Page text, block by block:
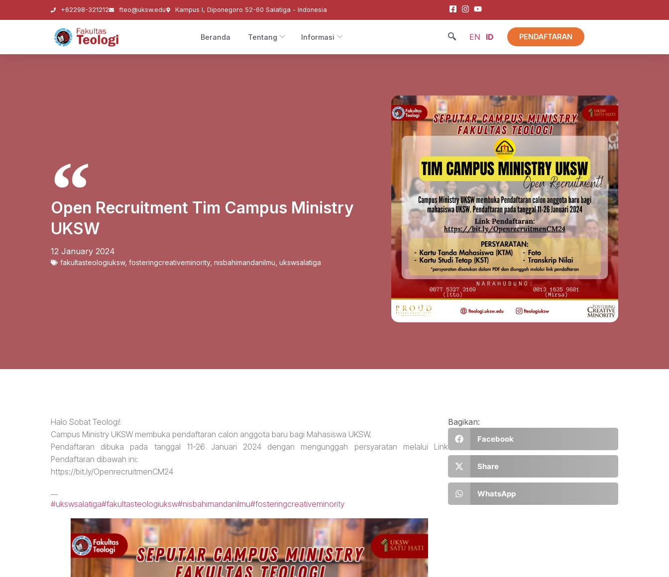
+62298-321212 fteo@uksw.edu Kampus I, Diponegoro 52-60 Salatiga - Indonesia
Beranda Tentang Informasi EN ID PENDAFTARAN
Open Recruitment Tim Campus Ministry
UKSW
12 January 2024
fakultasteologiuksw, fosteringcreativeminority, nisbahimandanilmu, ukswsalatiga
Halo Sobat Teologi!
Campus Ministry UKSW membuka pendaftaran calon anggota baru bagi Mahasiswa UKSW.
Pendaftaran dibuka pada tanggal 11-26 Januari 2024 dengan mengunggah persyaratan melalui Link
Pendaftaran dibawah ini:
https://bit.ly/OpenrecruitmenCM24
__
#ukswsalatiga#fakultasteologiuksw#nisbahimandanilmu#fosteringcreativeminority
Bagikan:
Facebook
Share
WhatsApp